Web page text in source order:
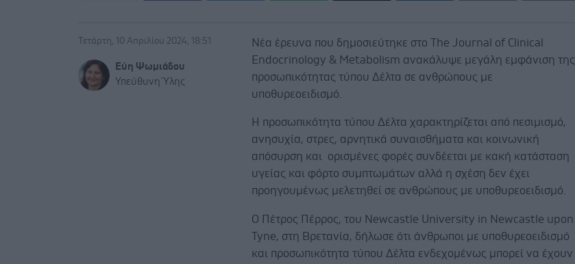
Τετάρτη, 10 Απριλίου 2024, 18:51
Εύη Ψωμιάδου
Υπεύθυνη Ύλης
Νέα έρευνα που δημοσιεύτηκε στο The Journal of Clinical
Endocrinology & Metabolism ανακάλυψε μεγάλη εμφάνιση της
προσωπικότητας τύπου Δέλτα σε ανθρώπους με
υποθυρεοειδισμό.
Η προσωπικότητα τύπου Δέλτα χαρακτηρίζεται από πεσιμισμό,
ανησυχία, στρες, αρνητικά συναισθήματα και κοινωνική
απόσυρση και ορισμένες φορές συνδέεται με κακή κατάσταση
υγείας και φόρτο συμπτωμάτων αλλά η σχέση δεν έχει
προηγουμένως μελετηθεί σε ανθρώπους με υποθυρεοειδισμό.
Ο Πέτρος Πέρρος, του Newcastle University in Newcastle upon
Tyne, στη Βρετανία, δήλωσε ότι άνθρωποι με υποθυρεοειδισμό
και προσωπικότητα τύπου Δέλτα ενδεχομένως μπορεί να έχουν